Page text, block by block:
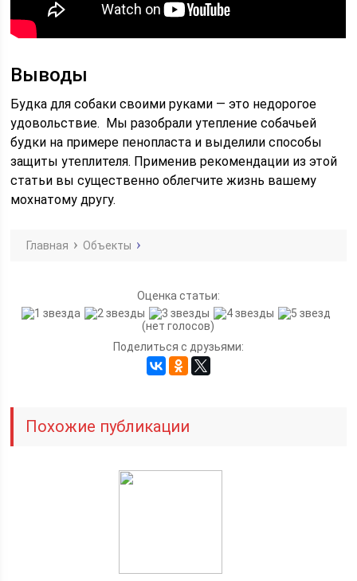
Выводы
Будка для собаки своими руками — это недорогое
удовольствие. Мы разобрали утепление собачьей
будки на примере пенопласта и выделили способы
защиты утеплителя. Применив рекомендации из этой
статьи вы существенно облегчите жизнь вашему
мохнатому другу.
Главная Объекты
Оценка статьи:
(нет голосов)
Поделиться с друзьями:
Похожие публикации